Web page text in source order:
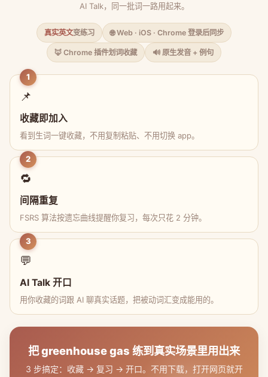
AI Talk，同一批词一路用起来。
真实英文变练习 🌐 Web · iOS · Chrome 登录后同步
🦊 Chrome 插件划词收藏 🔊 原生发音 + 例句
1
📌
收藏即加入
看到生词一键收藏，不用复制粘贴、不用切换 app。
2
🔁
间隔重复
FSRS 算法按遗忘曲线提醒你复习，每次只花 2 分钟。
3
💬
AI Talk 开口
用你收藏的词跟 AI 聊真实话题，把被动词汇变成能用的。
把 greenhouse gas 练到真实场景里用出来
3 步搞定：收藏 → 复习 → 开口。不用下载，打开网页就开